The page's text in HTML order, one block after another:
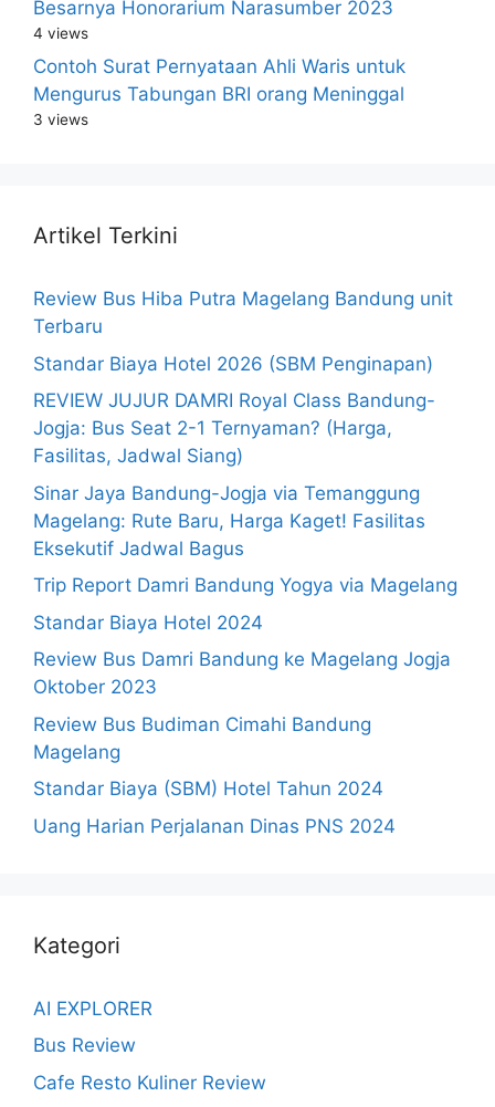
Besarnya Honorarium Narasumber 2023
4 views
Contoh Surat Pernyataan Ahli Waris untuk
Mengurus Tabungan BRI orang Meninggal
3 views
Artikel Terkini
Review Bus Hiba Putra Magelang Bandung unit
Terbaru
Standar Biaya Hotel 2026 (SBM Penginapan)
REVIEW JUJUR DAMRI Royal Class Bandung-
Jogja: Bus Seat 2-1 Ternyaman? (Harga,
Fasilitas, Jadwal Siang)
Sinar Jaya Bandung-Jogja via Temanggung
Magelang: Rute Baru, Harga Kaget! Fasilitas
Eksekutif Jadwal Bagus
Trip Report Damri Bandung Yogya via Magelang
Standar Biaya Hotel 2024
Review Bus Damri Bandung ke Magelang Jogja
Oktober 2023
Review Bus Budiman Cimahi Bandung
Magelang
Standar Biaya (SBM) Hotel Tahun 2024
Uang Harian Perjalanan Dinas PNS 2024
Kategori
AI EXPLORER
Bus Review
Cafe Resto Kuliner Review